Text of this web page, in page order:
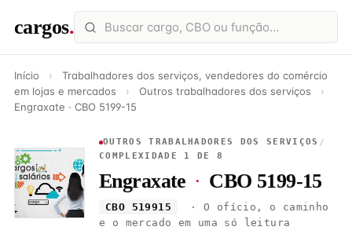
cargos.
Início ›
Trabalhadores dos serviços, vendedores do comércio
em lojas e mercados
› Outros trabalhadores dos serviços
›
Engraxate · CBO 5199-15
OUTROS TRABALHADORES DOS SERVIÇOS /
COMPLEXIDADE 1 DE 8
Engraxate · CBO 5199-15
CBO 519915
· O ofício, o caminho
e o mercado em uma só leitura